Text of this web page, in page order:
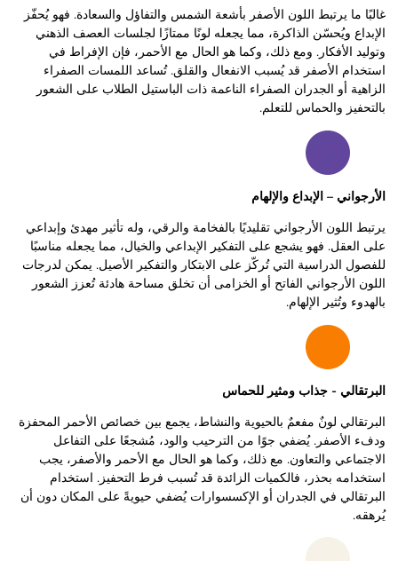
غالبًا ما يرتبط اللون الأصفر بأشعة الشمس والتفاؤل والسعادة. فهو يُحفّز
الإبداع ويُحسّن الذاكرة، مما يجعله لونًا ممتازًا لجلسات العصف الذهني
وتوليد الأفكار. ومع ذلك، وكما هو الحال مع الأحمر، فإن الإفراط في
استخدام الأصفر قد يُسبب الانفعال والقلق. تُساعد اللمسات الصفراء
الزاهية أو الجدران الصفراء الناعمة ذات الباستيل الطلاب على الشعور
بالتحفيز والحماس للتعلم.
الأرجواني – الإبداع والإلهام
يرتبط اللون الأرجواني تقليديًا بالفخامة والرقي، وله تأثير مهدئ وإبداعي
على العقل. فهو يشجع على التفكير الإبداعي والخيال، مما يجعله مناسبًا
للفصول الدراسية التي تُركّز على الابتكار والتفكير الأصيل. يمكن لدرجات
اللون الأرجواني الفاتح أو الخزامى أن تخلق مساحة هادئة تُعزز الشعور
بالهدوء وتُثير الإلهام.
البرتقالي - جذاب ومثير للحماس
البرتقالي لونٌ مفعمٌ بالحيوية والنشاط، يجمع بين خصائص الأحمر المحفزة
ودفء الأصفر. يُضفي جوًا من الترحيب والود، مُشجعًا على التفاعل
الاجتماعي والتعاون. مع ذلك، وكما هو الحال مع الأحمر والأصفر، يجب
استخدامه بحذر، فالكميات الزائدة قد تُسبب فرط التحفيز. استخدام
البرتقالي في الجدران أو الإكسسوارات يُضفي حيويةً على المكان دون أن
يُرهقه.